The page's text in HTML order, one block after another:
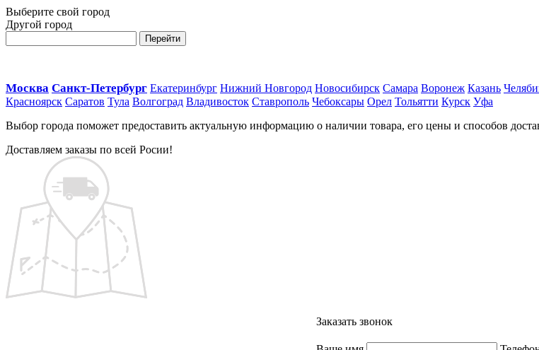
Выберите свой город
Другой город
Перейти
Москва Санкт-Петербург Екатеринбург Нижний Новгород Новосибирск Самара Воронеж Казань
Красноярск Саратов Тула Волгоград Владивосток Ставрополь Чебоксары Орел Тольятти Курск Уфа
Выбор города поможет предоставить актуальную информацию о наличии товара, его цены и способов
Доставляем заказы по всей Росии!
Заказать звонок